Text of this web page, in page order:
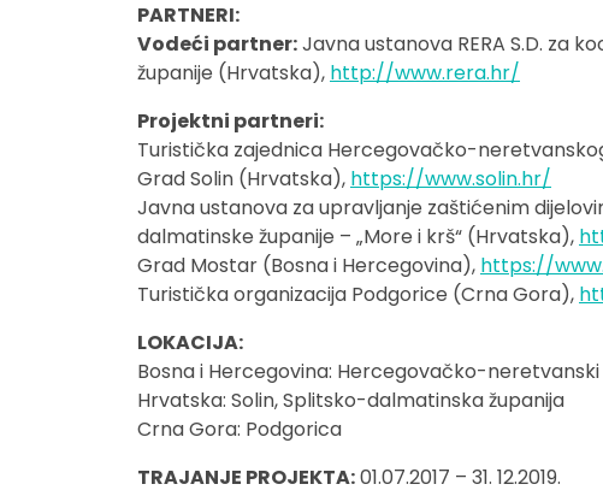
PARTNERI:
Vodeći partner:Javna ustanova RERA S.D. za
županije (Hrvatska), http://www.rera.hr/
Projektni partneri:
Turistička zajednica Hercegovačko-
Grad Solin (Hrvatska), https://www.solin.hr/
Javna ustanova za upravljanje zaštićenim
dalmatinske županije – „More i krš“ (Hrvatska),
Grad Mostar (Bosna i Hercegovina), https://
Turistička organizacija Podgorice (Crna Gora),
LOKACIJA:
Bosna i Hercegovina: Hercegovačko-
Hrvatska: Solin, Splitsko-dalmatinska županija
Crna Gora: Podgorica
TRAJANJE PROJEKTA:01.07.2017 – 31. 12.2019.